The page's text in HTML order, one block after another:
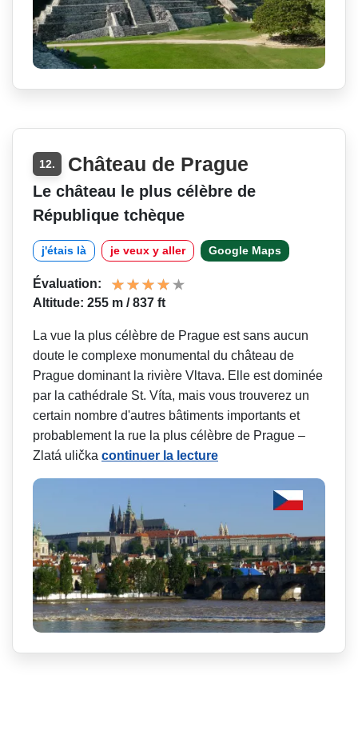
12. Château de Prague
Le château le plus célèbre de
République tchèque
j'étais là je veux y aller Google Maps
Évaluation:
Altitude: 255 m / 837 ft
La vue la plus célèbre de Prague est sans aucun
doute le complexe monumental du château de
Prague dominant la rivière Vltava. Elle est dominée
par la cathédrale St. Víta, mais vous trouverez un
certain nombre d'autres bâtiments importants et
probablement la rue la plus célèbre de Prague –
Zlatá ulička continuer la lecture